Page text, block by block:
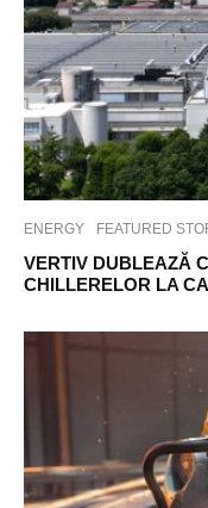
ENERGY FEATURED
VERTIV DUBLEAZĂ
CHILLERELOR LA